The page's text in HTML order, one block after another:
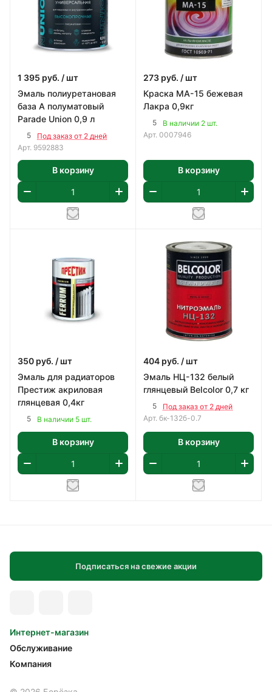
1 395 руб. / шт
Эмаль полиуретановая
база А полуматовый
Parade Union 0,9 л
5
Под заказ от 2 дней
Арт. 9592883
В корзину
273 руб. / шт
Краска МА-15 бежевая
Лакра 0,9кг
5
В наличии 2 шт.
Арт. 0007946
В корзину
350 руб. / шт
Эмаль для радиаторов
Престиж акриловая
глянцевая 0,4кг
5 В наличии 5 шт.
В корзину
404 руб. / шт
Эмаль НЦ-132 белый
глянцевый Belcolor 0,7 кг
5
Под заказ от 2 дней
Арт. бк-132б-0.7
В корзину
Подписаться на свежие акции
Интернет-магазин
Обслуживание
Компания